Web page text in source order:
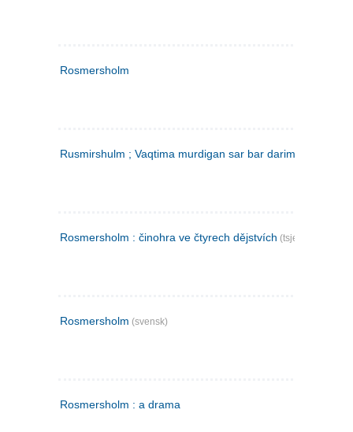
Rosmersholm
Rusmirshulm ; Vaqtima murdigan sar bar darim
Rosmersholm : činohra ve čtyrech dějstvích (tsjekkisk)
Rosmersholm (svensk)
Rosmersholm : a drama